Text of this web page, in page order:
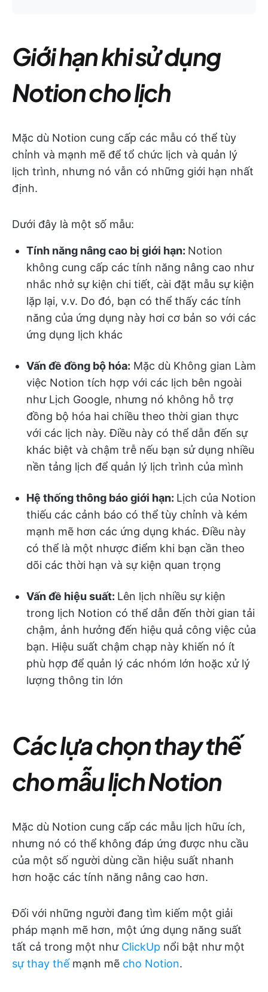
Giới hạn khi sử dụng
Notion cho lịch
Mặc dù Notion cung cấp các mẫu có thể tùy
chỉnh và mạnh mẽ để tổ chức lịch và quản lý
lịch trình, nhưng nó vẫn có những giới hạn nhất
định.
Dưới đây là một số mẫu:
Tính năng nâng cao bị giới hạn: Notion
không cung cấp các tính năng nâng cao như
nhắc nhở sự kiện chi tiết, cài đặt mẫu sự kiện
lặp lại, v.v. Do đó, bạn có thể thấy các tính
năng của ứng dụng này hơi cơ bản so với các
ứng dụng lịch khác
Vấn đề đồng bộ hóa: Mặc dù Không gian Làm
việc Notion tích hợp với các lịch bên ngoài
như Lịch Google, nhưng nó không hỗ trợ
đồng bộ hóa hai chiều theo thời gian thực
với các lịch này. Điều này có thể dẫn đến sự
khác biệt và chậm trễ nếu bạn sử dụng nhiều
nền tảng lịch để quản lý lịch trình của mình
Hệ thống thông báo giới hạn: Lịch của Notion
thiếu các cảnh báo có thể tùy chỉnh và kém
mạnh mẽ hơn các ứng dụng khác. Điều này
có thể là một nhược điểm khi bạn cần theo
dõi các thời hạn và sự kiện quan trọng
Vấn đề hiệu suất: Lên lịch nhiều sự kiện
trong lịch Notion có thể dẫn đến thời gian tải
chậm, ảnh hưởng đến hiệu quả công việc của
bạn. Hiệu suất chậm chạp này khiến nó ít
phù hợp để quản lý các nhóm lớn hoặc xử lý
lượng thông tin lớn
Các lựa chọn thay thế
cho mẫu lịch Notion
Mặc dù Notion cung cấp các mẫu lịch hữu ích,
nhưng nó có thể không đáp ứng được nhu cầu
của một số người dùng cần hiệu suất nhanh
hơn hoặc các tính năng nâng cao hơn.
Đối với những người đang tìm kiếm một giải
pháp mạnh mẽ hơn, một ứng dụng năng suất
tất cả trong một như ClickUp nổi bật như một
sự thay thếmạnh mẽ cho Notion.